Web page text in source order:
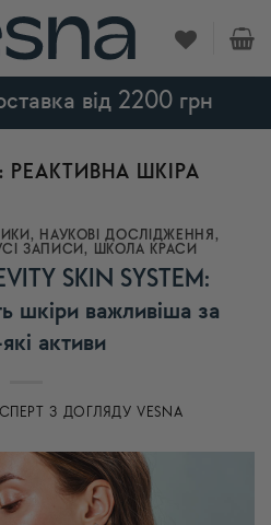
від 2200 грн
РЕАКТИВНА ШКІРА
, НАУКОВІ ДОСЛІДЖЕННЯ ,
ЗАПИСИ , ШКОЛА КРАСИ
SKIN SYSTEM:
шкіри важливіша за
активи
З ДОГЛЯДУ VESNA